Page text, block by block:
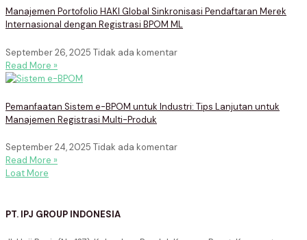
Manajemen Portofolio HAKI Global Sinkronisasi Pendaftaran Merek
Internasional dengan Registrasi BPOM ML
September 26, 2025 Tidak ada komentar
Read More »
Pemanfaatan Sistem e-BPOM untuk Industri: Tips Lanjutan untuk
Manajemen Registrasi Multi-Produk
September 24, 2025 Tidak ada komentar
Read More »
Loat More
PT. IPJ GROUP INDONESIA